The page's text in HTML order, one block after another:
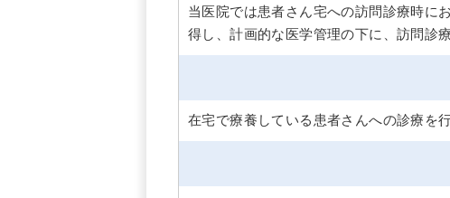
当医院では患者さん宅への訪問診療時に
得し、計画的な医学管理の下に、訪問診
在宅で療養している患者さんへの診療を